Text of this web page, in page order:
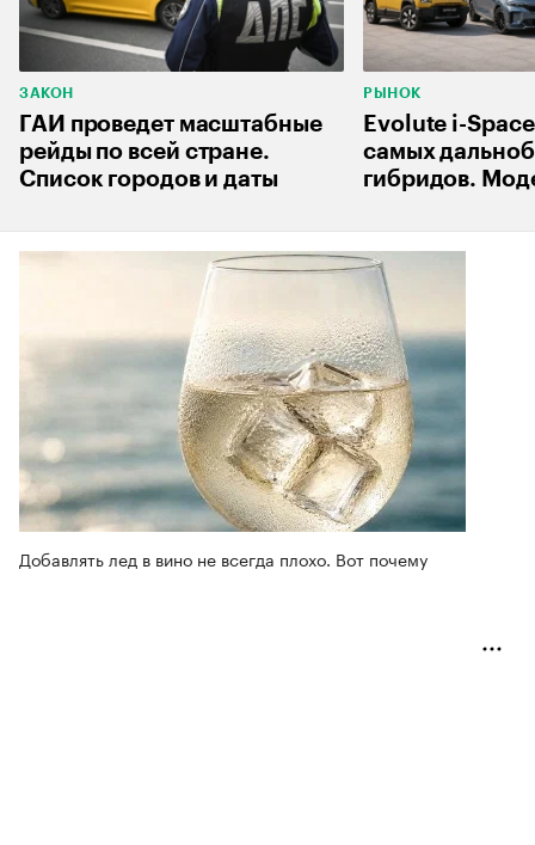
ЗАКОН
ГАИ проведет масштабные
рейды по всей стране.
Список городов и даты
РЫНОК
Evolute i-
самых
гибридов.
Добавлять лед в вино не всегда плохо. Вот почему